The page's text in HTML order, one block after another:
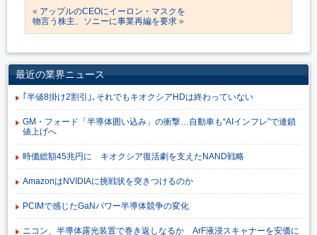
« アップルのCEOにイーロン・マスクを
物言う株主、ソニーに事業再編を要求 »
最近の業界ニュース
｢半値8掛け2割引｣､それでもキオクシアHDは終わっていない
GM・フォード「半導体囲い込み」の衝撃…自動車も“AIインフレ”で連鎖
値上げへ
時価総額45兆円に キオクシア復活劇を支えたNAND戦略
AmazonはNVIDIAに挑戦状を突きつけるのか
PCIMで感じたGaNパワー半導体競争の変化
ニコン、半導体露光装置で巻き返しなるか ArF液浸スキャナーを安価に